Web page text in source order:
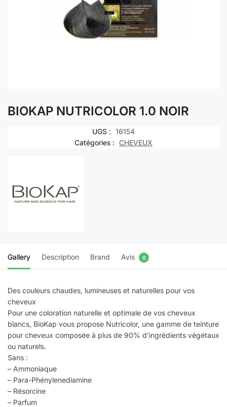
BIOKAP NUTRICOLOR 1.0 NOIR
UGS : 16154
Catégories :
CHEVEUX
Gallery Description Brand Avis 0
Des couleurs chaudes, lumineuses et naturelles pour vos
cheveux
Pour une coloration naturelle et optimale de vos cheveux
blancs, BioKap vous propose Nutricolor, une gamme de teinture
pour cheveux composée à plus de 90% d’ingrédients végétaux
ou naturels.
Sans :
– Ammoniaque
– Para-Phénylenediamine
– Résorcine
– Parfum